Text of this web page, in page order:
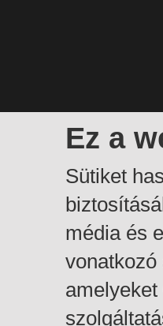
Ez a
Sütiket
média és
vonatkozó